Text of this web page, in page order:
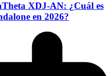
XDJ-AN: ¿Cuál es
en 2026?